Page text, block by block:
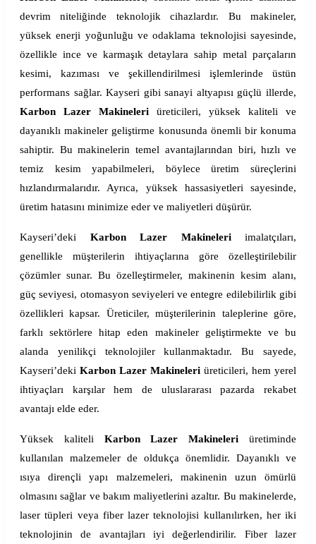
devrim niteliğinde teknolojik cihazlardır. Bu makineler,
yüksek enerji yoğunluğu ve odaklama teknolojisi sayesinde,
özellikle ince ve karmaşık detaylara sahip metal parçaların
kesimi, kazıması ve şekillendirilmesi işlemlerinde üstün
performans sağlar. Kayseri gibi sanayi altyapısı güçlü illerde,
Karbon Lazer Makineleri üreticileri, yüksek kaliteli ve
dayanıklı makineler geliştirme konusunda önemli bir konuma
sahiptir. Bu makinelerin temel avantajlarından biri, hızlı ve
temiz kesim yapabilmeleri, böylece üretim süreçlerini
hızlandırmalarıdır. Ayrıca, yüksek hassasiyetleri sayesinde,
üretim hatasını minimize eder ve maliyetleri düşürür.
Kayseri’deki Karbon Lazer Makineleriimalatçıları,
genellikle müşterilerin ihtiyaçlarına göre özelleştirilebilir
çözümler sunar. Bu özelleştirmeler, makinenin kesim alanı,
güç seviyesi, otomasyon seviyeleri ve entegre edilebilirlik gibi
özellikleri kapsar. Üreticiler, müşterilerinin taleplerine göre,
farklı sektörlere hitap eden makineler geliştirmekte ve bu
alanda yenilikçi teknolojiler kullanmaktadır. Bu sayede,
Kayseri’deki Karbon Lazer Makineleri üreticileri, hem yerel
ihtiyaçları karşılar hem de uluslararası pazarda rekabet
avantajı elde eder.
Yüksek kaliteli Karbon Lazer Makineleri üretiminde
kullanılan malzemeler de oldukça önemlidir. Dayanıklı ve
ısıya dirençli yapı malzemeleri, makinenin uzun ömürlü
olmasını sağlar ve bakım maliyetlerini azaltır. Bu makinelerde,
laser tüpleri veya fiber lazer teknolojisi kullanılırken, her iki
teknolojinin de avantajları iyi değerlendirilir. Fiber lazer